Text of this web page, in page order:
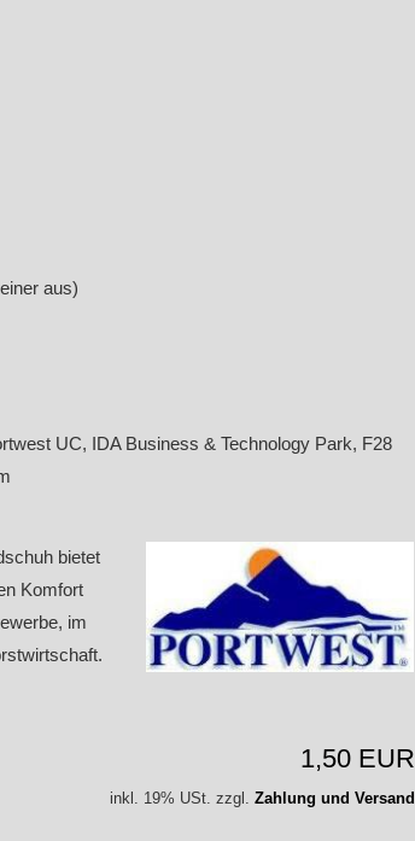
aus)
UC, IDA Business & Technology Park, F28
bietet
Komfort
im
1,50 EUR
inkl. 19% USt. zzgl. Zahlung und Versand